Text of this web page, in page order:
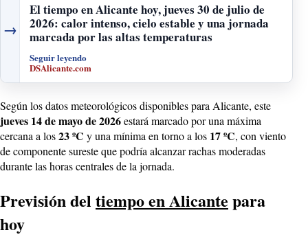
→
El tiempo en Alicante hoy, jueves 30 de julio de
2026: calor intenso, cielo estable y una jornada
marcada por las altas temperaturas
Seguir leyendo
DSAlicante.com
Según los datos meteorológicos disponibles para Alicante, este
jueves 14 de mayo de 2026estará marcado por una máxima
cercana a los23 ºC y una mínima en torno a los 17 ºC, con viento
de componente sureste que podría alcanzar rachas moderadas
durante las horas centrales de la jornada.
Previsión del tiempo en Alicante para
hoy